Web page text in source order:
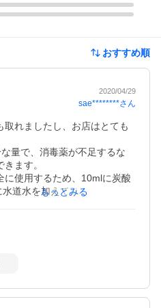
おすすめ順
2020/04/29
sae********さん
れましたし、お店はとても
量で、消毒薬が不足するな
ます。
に使用するため、10mlに炭酸
道水を加えて3Lにして200p
もっとみる